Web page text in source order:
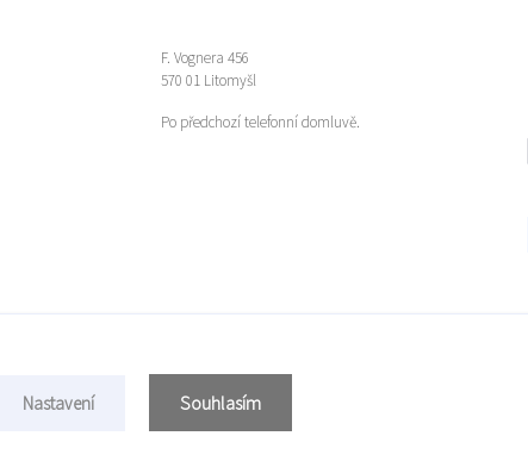
F. Vognera 456
570 01 Litomyšl
Po předchozí telefonní domluvě.
Nastavení Souhlasím